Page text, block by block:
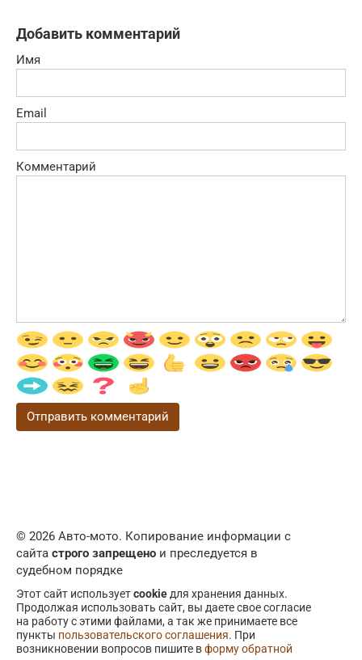
Добавить комментарий
Имя
Email
Комментарий
© 2026 Авто-мото. Копирование информации с
сайта строго запрещено и преследуется в
судебном порядке
Этот сайт используетcookie для хранения данных.
Продолжая использовать сайт, вы даете свое согласие
на работу с этими файлами, а так же принимаете все
пункты пользовательского соглашения. При
возникновении вопросов пишите вформу обратной